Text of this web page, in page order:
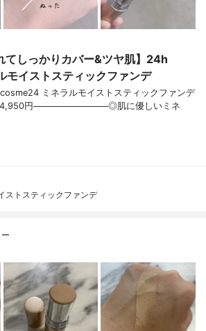
てしっかりカバー&ツヤ肌】24h
イストスティックファンデ
ミネラルモイストスティックファンデ
4,950円────────────◎肌に優しいミネ
ストスティックファンデ